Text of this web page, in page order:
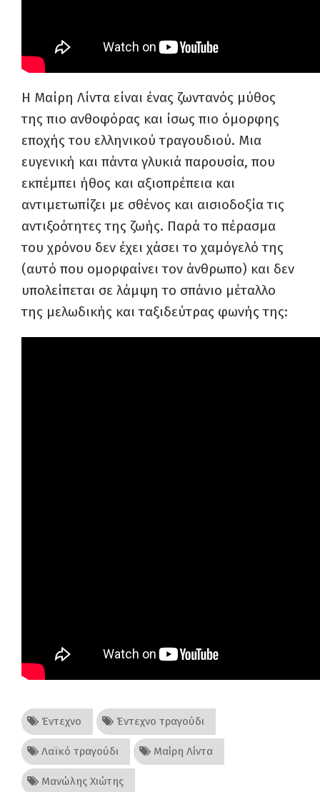
Η Μαίρη Λίντα είναι ένας ζωντανός μύθος
της πιο ανθοφόρας και ίσως πιο όμορφης
εποχής του ελληνικού τραγουδιού. Μια
ευγενική και πάντα γλυκιά παρουσία, που
εκπέμπει ήθος και αξιοπρέπεια και
αντιμετωπίζει με σθένος και αισιοδοξία τις
αντιξοότητες της ζωής. Παρά το πέρασμα
του χρόνου δεν έχει χάσει το χαμόγελό της
(αυτό που ομορφαίνει τον άνθρωπο) και δεν
υπολείπεται σε λάμψη το σπάνιο μέταλλο
της μελωδικής και ταξιδεύτρας φωνής της:
Έντεχνο Έντεχνο τραγούδι
Λαϊκό τραγούδι Μαίρη Λίντα
Μανώλης Χιώτης